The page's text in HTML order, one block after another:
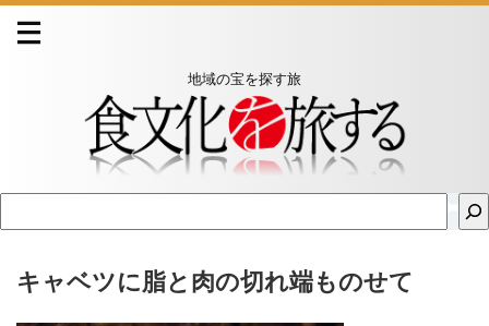
地域の宝を探す旅
キャベツに脂と肉の切れ端ものせて